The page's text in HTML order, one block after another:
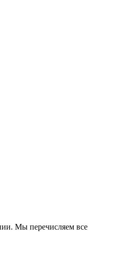
Мы перечисляем все